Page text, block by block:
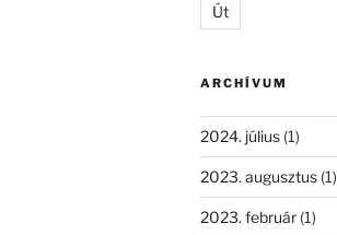
Út
ARCHÍVUM
2024. július(1)
2023. augusztus(1)
2023. február(1)